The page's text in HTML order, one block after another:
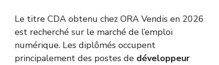
Le titre CDA obtenu chez ORA Vendis en 2026
est recherché sur le marché de l’emploi
numérique. Les diplômés occupent
principalement des postes de développeur